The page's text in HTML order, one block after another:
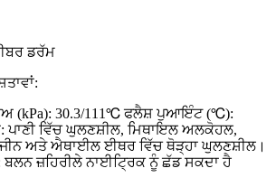
ਡਰੱਮ
(kPa): 30.3/111℃ ਫਲੈਸ਼ ਪੁਆਇੰਟ (℃):
ਪਾਣੀ ਵਿੱਚ ਘੁਲਣਸ਼ੀਲ, ਮਿਥਾਇਲ ਅਲਕੋਹਲ,
ਅਤੇ ਐਥਾਈਲ ਈਥਰ ਵਿੱਚ ਥੋੜ੍ਹਾ ਘੁਲਣਸ਼ੀਲ।
ਬਲਨ ਜ਼ਹਿਰੀਲੇ ਨਾਈਟ੍ਰਿਕ ਨੂੰ ਛੱਡ ਸਕਦਾ ਹੈ